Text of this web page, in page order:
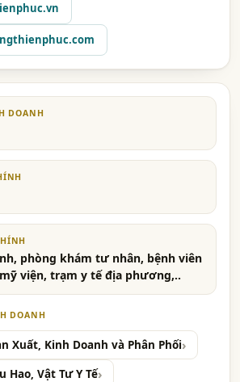
DOANH
phòng khám tư nhân, bệnh viên
viện, trạm y tế địa phương,..
DOANH
Xuất, Kinh Doanh và Phân Phối
Hao, Vật Tư Y Tế